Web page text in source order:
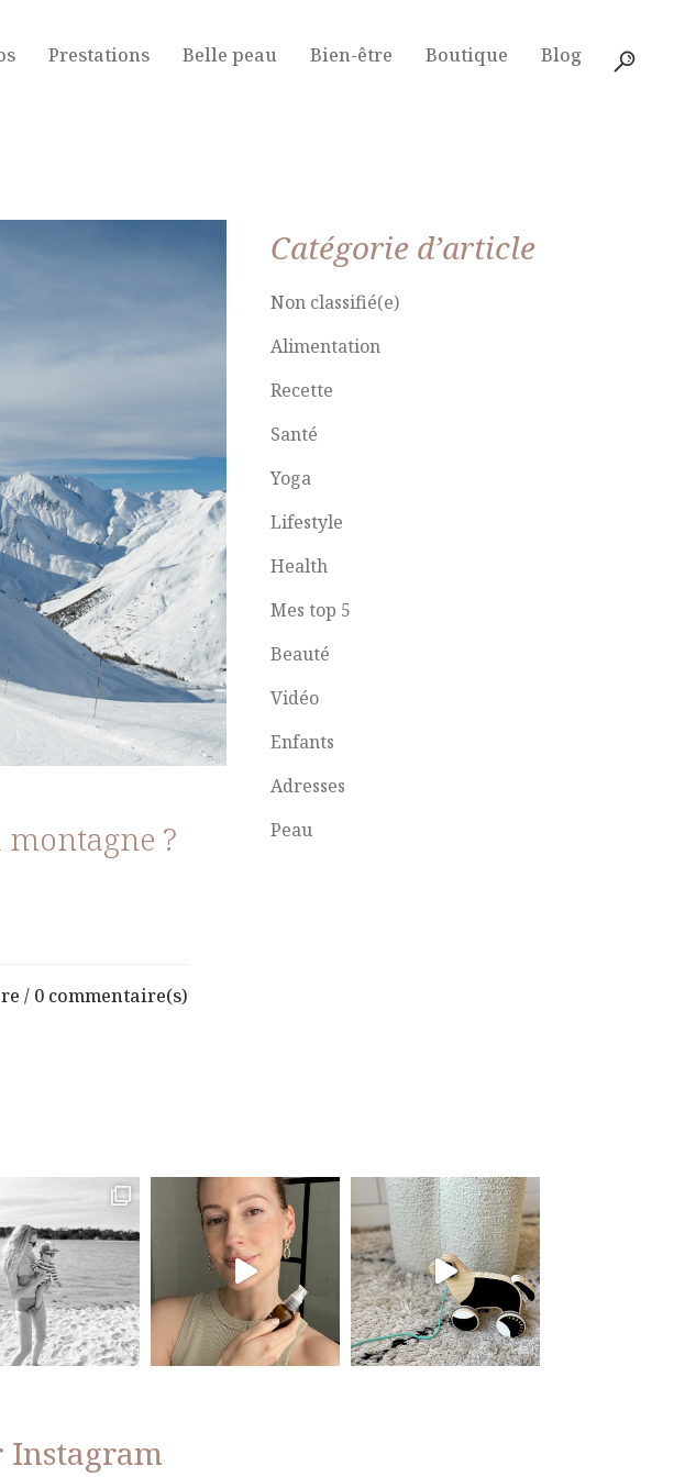
Prestations Belle peau Bien-être Boutique Blog
montagne ?
0 commentaire(s)
Catégorie d’article
Non classifié(e)
Alimentation
Recette
Santé
Yoga
Lifestyle
Health
Mes top 5
Beauté
Vidéo
Enfants
Adresses
Peau
Instagram